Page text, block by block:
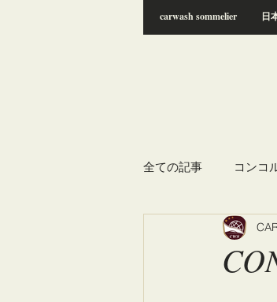
carwash sommelier 日
全ての記事 コンコ